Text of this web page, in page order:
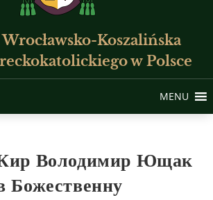
Koszalińska
w Polsce
MENU
Володимир Ющак
Божественну